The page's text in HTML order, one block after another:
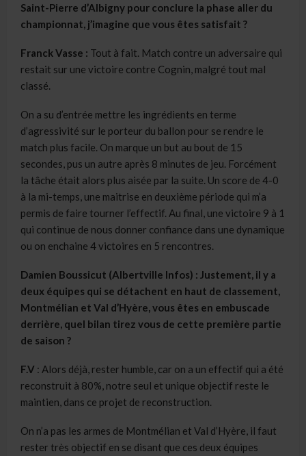
Saint-Pierre d’Albigny pour conclure la phase aller du
championnat, j’imagine que vous êtes satisfait ?
Franck Vasse : Tout à fait. Match contre un adversaire qui
restait sur une victoire contre Cognin, malgré tout mal
classé.
On a su d’entrée mettre les ingrédients en terme
d’agressivité sur le porteur du ballon pour se rendre le
match plus facile. On marque un but au bout de 15
secondes, pus un autre après 8 minutes de jeu. Forcément
la tâche était alors plus aisée par la suite. Un score de 4-0
à la mi-temps, une maitrise en deuxième période qui m’a
permis de faire tourner l’effectif. Au final, une victoire 9 à 1
qui continue de nous donner confiance dans une dynamique
ou on enchaine 4 victoires en 5 rencontres.
Damien Boussicut (Albertville Infos) : Justement, il y a
deux équipes qui se détachent en haut de classement,
Montmélian et Val d’Hyère, vous êtes en embuscade
derrière, quel bilan tirez vous de cette première partie
de saison ?
F.V : Alors déjà, rester humble, car on a un effectif qui a été
reconstruit à 80%, notre seul et unique objectif reste le
maintien, dans ce projet de reconstruction.
On n’a pas les armes de Montmélian et Val d’Hyère, il faut
rester très objectif en se disant que ces deux équipes